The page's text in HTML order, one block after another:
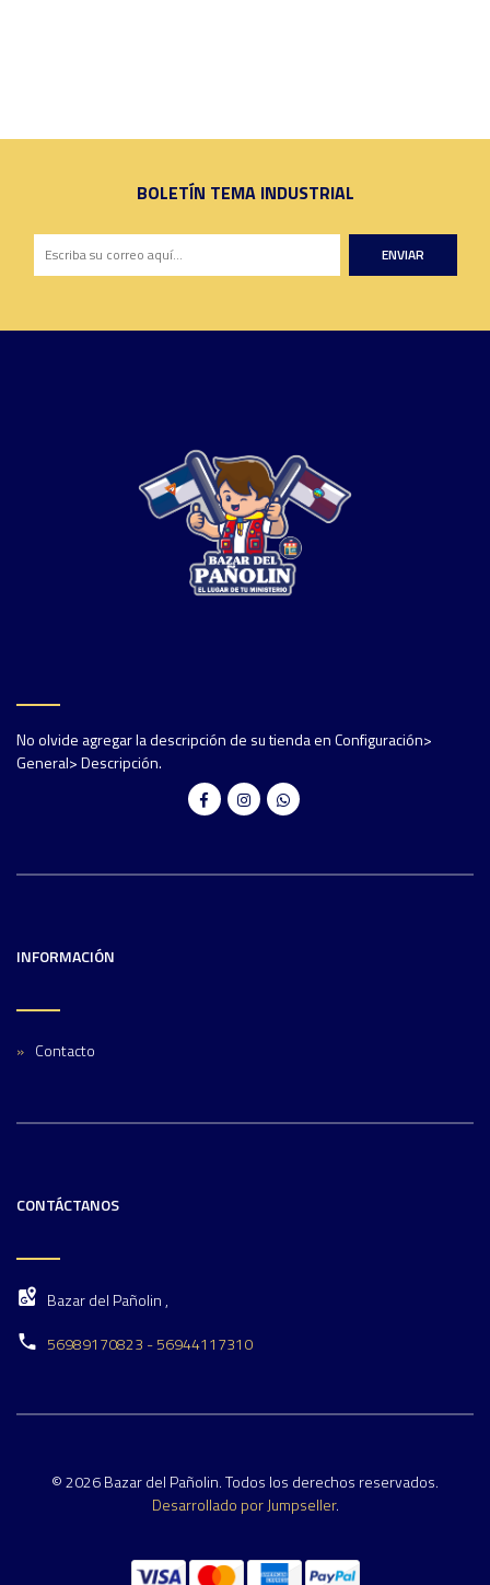
BOLETÍN TEMA INDUSTRIAL
ENVIAR
No olvide agregar la descripción de su tienda en Configuración>
General> Descripción.
INFORMACIÓN
Contacto
CONTÁCTANOS
Bazar del Pañolin ,
56989170823 - 56944117310
© 2026 Bazar del Pañolin. Todos los derechos reservados.
Desarrollado por Jumpseller.